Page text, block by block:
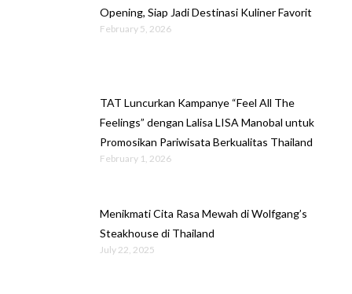
Opening, Siap Jadi Destinasi Kuliner Favorit
February 5, 2026
TAT Luncurkan Kampanye “Feel All The
Feelings” dengan Lalisa LISA Manobal untuk
Promosikan Pariwisata Berkualitas Thailand
February 1, 2026
Menikmati Cita Rasa Mewah di Wolfgang’s
Steakhouse di Thailand
July 22, 2025